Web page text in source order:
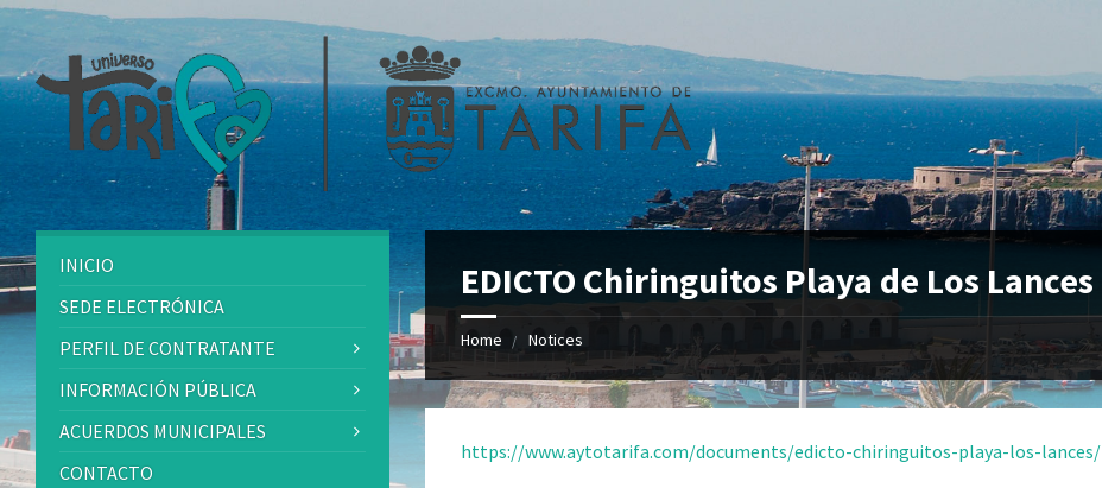
EDICTO Chiringuitos Playa de Los Lances
Home Notices
https://www.aytotarifa.com/documents/edicto-chiringuitos-playa-los-lances/
INICIO
SEDE ELECTRÓNICA
PERFIL DE CONTRATANTE
INFORMACIÓN PÚBLICA
ACUERDOS MUNICIPALES
CONTACTO